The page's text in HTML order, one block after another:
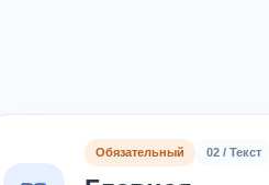
Обязательный 02 / Текст